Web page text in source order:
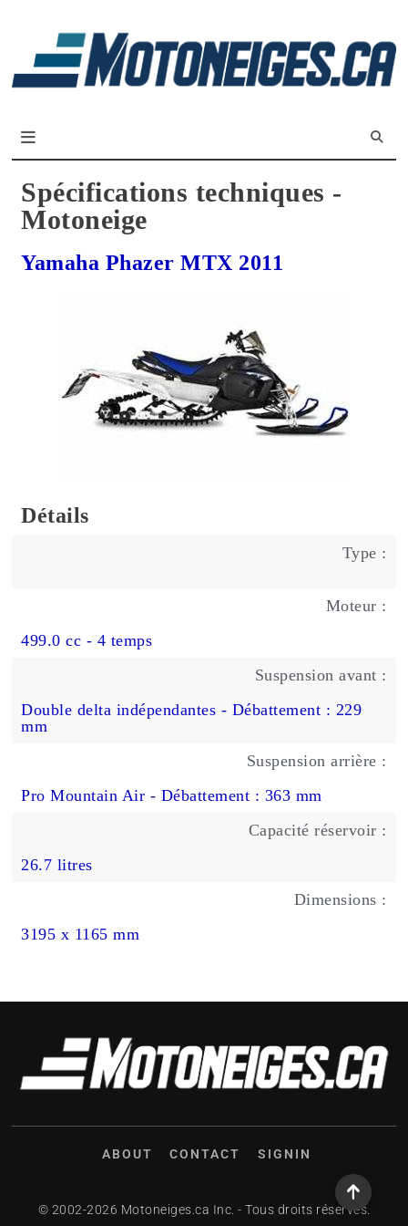
Spécifications techniques -
Motoneige
Yamaha Phazer MTX 2011
Détails
Type :
Moteur :
499.0 cc - 4 temps
Suspension avant :
Double delta indépendantes - Débattement : 229
mm
Suspension arrière :
Pro Mountain Air - Débattement : 363 mm
Capacité réservoir :
26.7 litres
Dimensions :
3195 x 1165 mm
ABOUT CONTACT SIGNIN
© 2002-2026 Motoneiges.ca Inc. - Tous droits réservés.